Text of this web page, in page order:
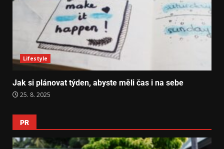
Lifestyle
Jak si plánovat týden, abyste měli čas i na sebe
25. 8. 2025
PR